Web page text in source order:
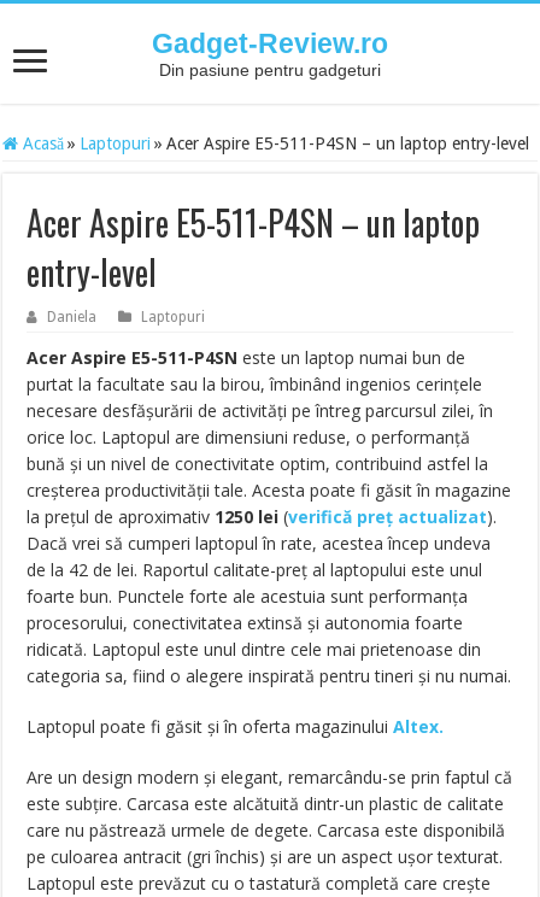
Gadget-Review.ro
Din pasiune pentru gadgeturi
Acasă » Laptopuri » Acer Aspire E5-511-P4SN – un laptop entry-level
Acer Aspire E5-511-P4SN – un laptop
entry-level
Daniela Laptopuri
Acer Aspire E5-511-P4SN este un laptop numai bun de
purtat la facultate sau la birou, îmbinând ingenios cerințele
necesare desfășurării de activități pe întreg parcursul zilei, în
orice loc. Laptopul are dimensiuni reduse, o performanță
bună și un nivel de conectivitate optim, contribuind astfel la
creșterea productivității tale. Acesta poate fi găsit în magazine
la prețul de aproximativ 1250 lei (verifică preț actualizat).
Dacă vrei să cumperi laptopul în rate, acestea încep undeva
de la 42 de lei. Raportul calitate-preț al laptopului este unul
foarte bun. Punctele forte ale acestuia sunt performanța
procesorului, conectivitatea extinsă și autonomia foarte
ridicată. Laptopul este unul dintre cele mai prietenoase din
categoria sa, fiind o alegere inspirată pentru tineri și nu numai.
Laptopul poate fi găsit și în oferta magazinuluiAltex.
Are un design modern și elegant, remarcându-se prin faptul că
este subțire. Carcasa este alcătuită dintr-un plastic de calitate
care nu păstrează urmele de degete. Carcasa este disponibilă
pe culoarea antracit (gri închis) și are un aspect ușor texturat.
Laptopul este prevăzut cu o tastatură completă care crește